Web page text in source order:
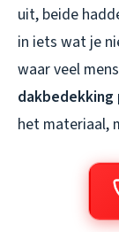
uit, beide
in iets wat je
waar veel
dakbedekking
het materiaal,